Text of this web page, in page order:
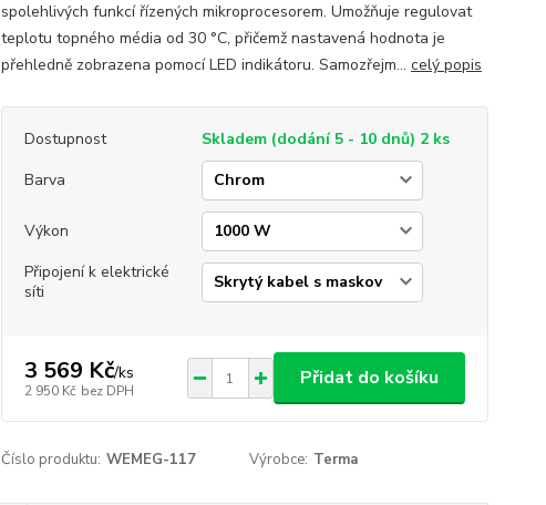
spolehlivých funkcí řízených mikroprocesorem. Umožňuje regulovat
teplotu topného média od 30 °C, přičemž nastavená hodnota je
přehledně zobrazena pomocí LED indikátoru. Samozřejm... celý popis
Dostupnost
Skladem (dodání 5 - 10 dnů) 2 ks
Barva
Výkon
Připojení k elektrické
síti
3 569 Kč/ks
2 950 Kč bez DPH
Přidat do košíku
Číslo produktu: WEMEG-117 Výrobce: Terma